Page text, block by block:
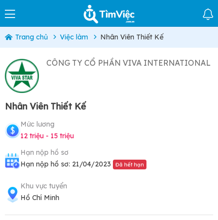
Trang chủ Việc làm Nhân Viên Thiết Kế
CÔNG TY CỔ PHẦN VIVA INTERNATIONAL
Nhân Viên Thiết Kế
Mức lương
12 triệu - 15 triệu
Hạn nộp hồ sơ
Hạn nộp hồ sơ: 21/04/2023
Đã hết hạn
Khu vực tuyển
Hồ Chí Minh